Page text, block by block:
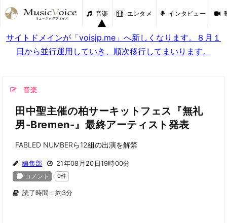
音楽 エンタメ インタビュー
サイトドメインが「voisjp.me」へ新しくなります。８月１
日から並行運用していき、順次移行してまいります。
音楽
田中聖主催の柏サーキットフェス『無礼
男-Bremen-』最終アーティスト発表
FABLED NUMBERら12組の出演を解禁
編集部 21年08月20日19時00分
読了時間：約3分